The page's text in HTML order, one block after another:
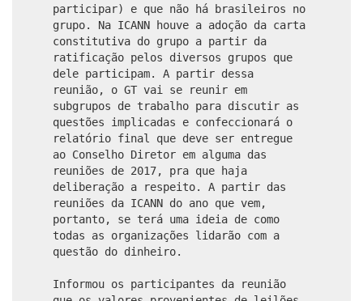
participar) e que não há brasileiros no
grupo. Na ICANN houve a adoção da carta
constitutiva do grupo a partir da
ratificação pelos diversos grupos que
dele participam. A partir dessa
reunião, o GT vai se reunir em
subgrupos de trabalho para discutir as
questões implicadas e confeccionará o
relatório final que deve ser entregue
ao Conselho Diretor em alguma das
reuniões de 2017, pra que haja
deliberação a respeito. A partir das
reuniões da ICANN do ano que vem,
portanto, se terá uma ideia de como
todas as organizações lidarão com a
questão do dinheiro.
Informou os participantes da reunião